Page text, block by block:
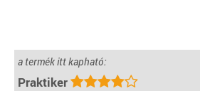
a termék itt kapható:
Praktiker